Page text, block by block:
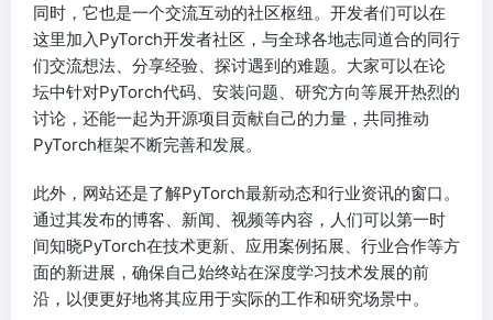
同时，它也是一个交流互动的社区枢纽。开发者们可以在
这里加入PyTorch开发者社区，与全球各地志同道合的同行
们交流想法、分享经验、探讨遇到的难题。大家可以在论
坛中针对PyTorch代码、安装问题、研究方向等展开热烈的
讨论，还能一起为开源项目贡献自己的力量，共同推动
PyTorch框架不断完善和发展。
此外，网站还是了解PyTorch最新动态和行业资讯的窗口。
通过其发布的博客、新闻、视频等内容，人们可以第一时
间知晓PyTorch在技术更新、应用案例拓展、行业合作等方
面的新进展，确保自己始终站在深度学习技术发展的前
沿，以便更好地将其应用于实际的工作和研究场景中。